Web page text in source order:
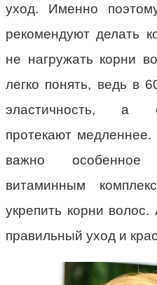
уход. Именно
рекомендуют делать
не нагружать корни
легко понять, ведь в
эластичность, а
протекают
важно особенное
витаминным
укрепить корни
правильный уход и